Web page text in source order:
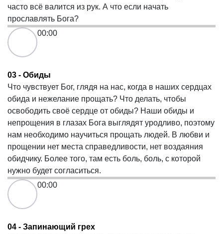
часто всё валится из рук. А что если начать
прославлять Бога?
00:00
03 - Обиды
Что чувствует Бог, глядя на нас, когда в наших сердцах
обида и нежелание прощать? Что делать, чтобы
освободить своё сердце от обиды? Наши обиды и
непрощения в глазах Бога выглядят уродливо, поэтому
нам необходимо научиться прощать людей. В любви и
прощении нет места справедливости, нет воздаяния
обидчику. Более того, там есть боль, боль, с которой
нужно будет согласиться.
00:00
04 - Запинающий грех